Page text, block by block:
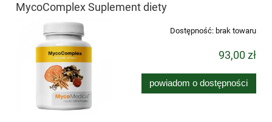
MycoComplex Suplement diety
Dostępność: brak towaru
93,00 zł
powiadom o dostępności